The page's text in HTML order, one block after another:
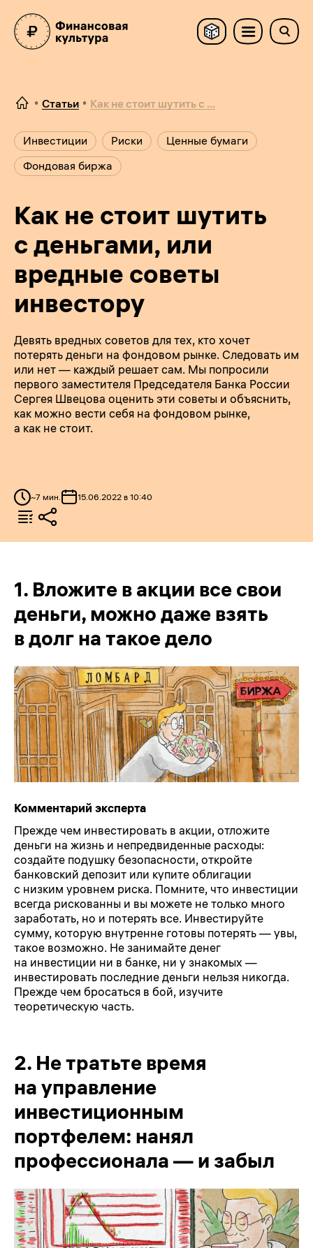
Статьи Как не стоит шутить с ...
Инвестиции Риски
Ценные бумаги
Фондовая биржа
Как не стоит шутить
с деньгами, или
вредные советы
инвестору
Девять вредных советов для тех, кто хочет
потерять деньги на фондовом рынке. Следовать им
или нет — каждый решает сам. Мы попросили
первого заместителя Председателя Банка России
Сергея Швецова оценить эти советы и объяснить,
как можно вести себя на фондовом рынке,
а как не стоит.
~7 мин. 15.06.2022 в 10:40
1. Вложите в акции все свои
деньги, можно даже взять
в долг на такое дело
Комментарий эксперта
Прежде чем инвестировать в акции, отложите
деньги на жизнь и непредвиденные расходы:
создайте подушку безопасности, откройте
банковский депозит или купите облигации
с низким уровнем риска. Помните, что инвестиции
всегда рискованны и вы можете не только много
заработать, но и потерять все. Инвестируйте
сумму, которую внутренне готовы потерять — увы,
такое возможно. Не занимайте денег
на инвестиции ни в банке, ни у знакомых —
инвестировать последние деньги нельзя никогда.
Прежде чем бросаться в бой, изучите
теоретическую часть.
2. Не тратьте время
на управление
инвестиционным
портфелем: нанял
профессионала — и забыл